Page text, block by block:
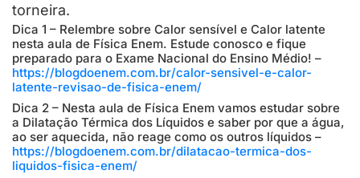
torneira.
Dica 1 – Relembre sobre Calor sensível e Calor latente
nesta aula de Física Enem. Estude conosco e fique
preparado para o Exame Nacional do Ensino Médio! –
https://blogdoenem.com.br/calor-sensivel-e-calor-
latente-revisao-de-fisica-enem/
Dica 2 – Nesta aula de Física Enem vamos estudar sobre
a Dilatação Térmica dos Líquidos e saber por que a água,
ao ser aquecida, não reage como os outros líquidos –
https://blogdoenem.com.br/dilatacao-termica-dos-
liquidos-fisica-enem/